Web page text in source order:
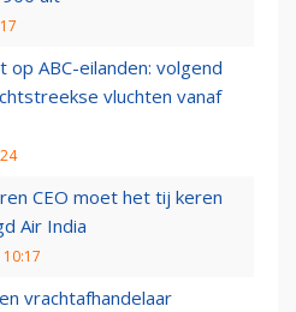
op ABC-eilanden: volgend
vluchten vanaf
CEO moet het tij keren
Air India
vrachtafhandelaar